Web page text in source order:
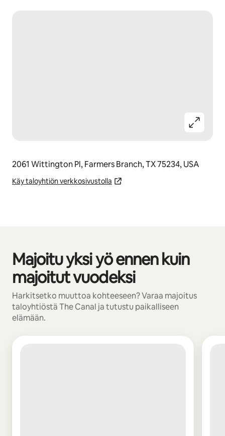
2061 Wittington Pl, Farmers Branch, TX 75234, USA
Käy taloyhtiön verkkosivustolla
Majoitu yksi yö ennen kuin
majoitut vuodeksi
Harkitsetko muuttoa kohteeseen? Varaa majoitus
taloyhtiöstä The Canal ja tutustu paikalliseen
elämään.
0/0 kohtaa näkyy